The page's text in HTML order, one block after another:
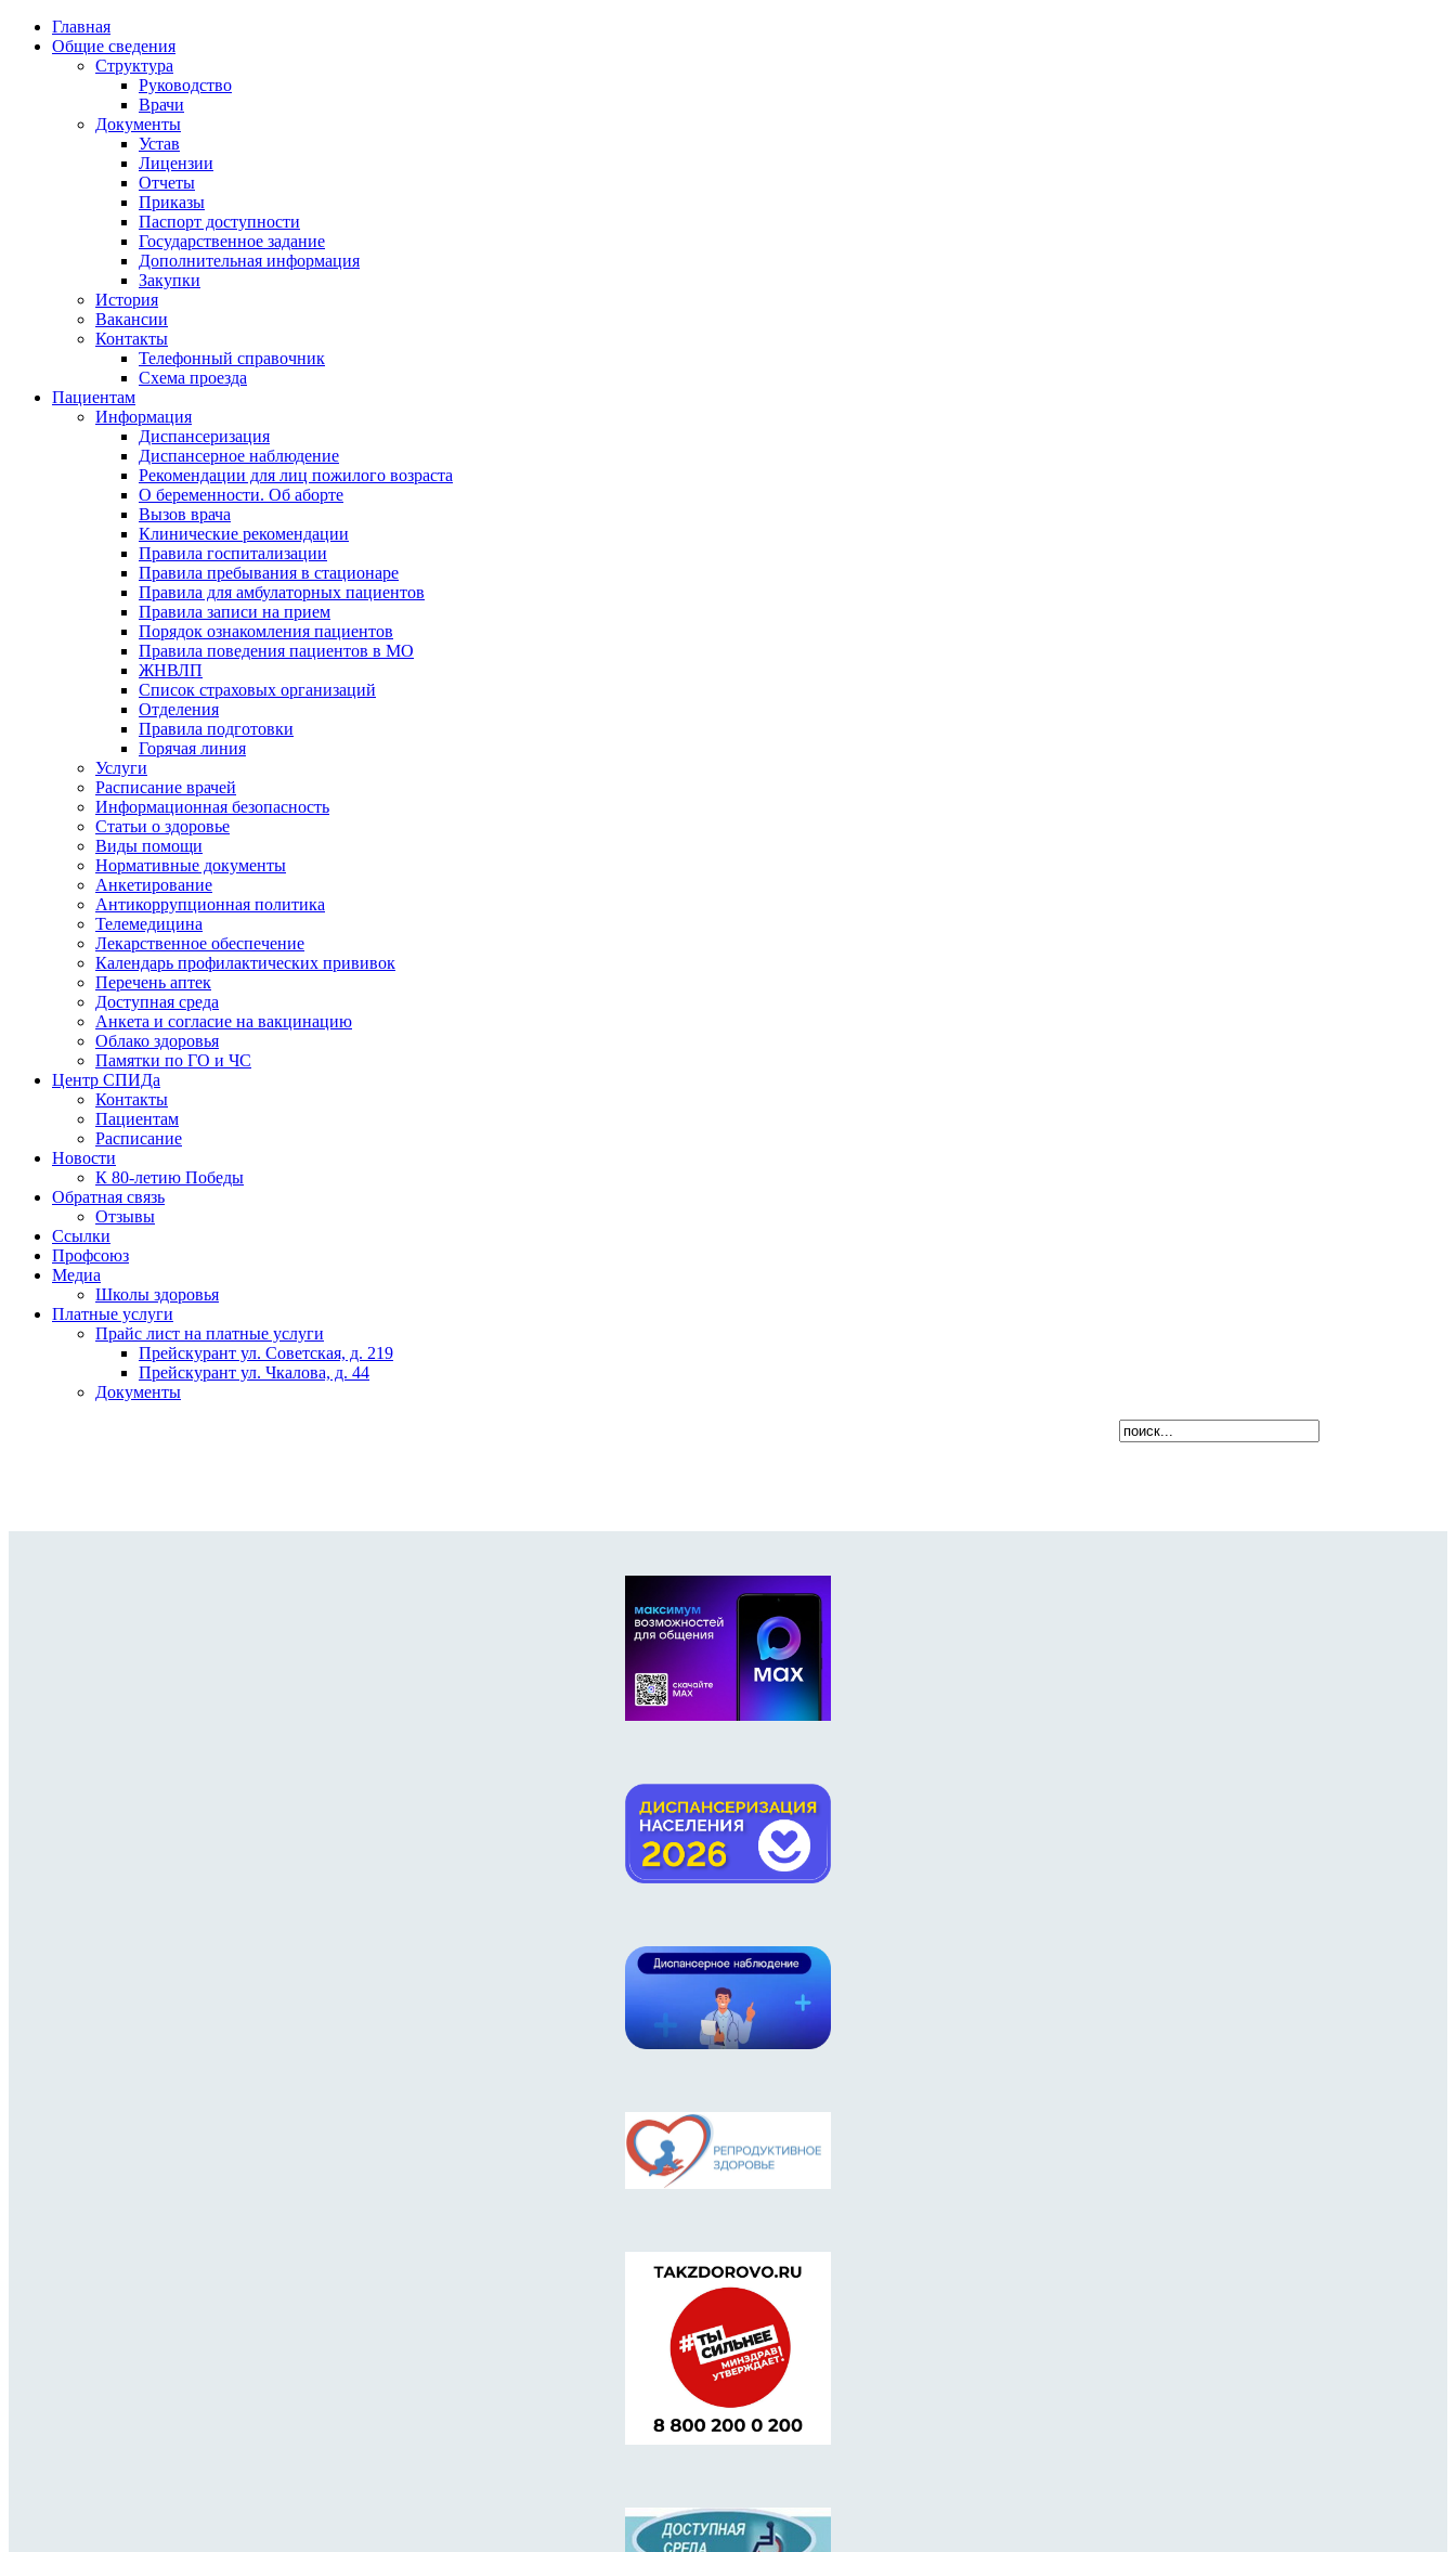
Главная
Общие сведения
Структура
Руководство
Врачи
Документы
Устав
Лицензии
Отчеты
Приказы
Паспорт доступности
Государственное задание
Дополнительная информация
Закупки
История
Вакансии
Контакты
Телефонный справочник
Схема проезда
Пациентам
Информация
Диспансеризация
Диспансерное наблюдение
Рекомендации для лиц пожилого возраста
О беременности. Об аборте
Вызов врача
Клинические рекомендации
Правила госпитализации
Правила пребывания в стационаре
Правила для амбулаторных пациентов
Правила записи на прием
Порядок ознакомления пациентов
Правила поведения пациентов в МО
ЖНВЛП
Список страховых организаций
Отделения
Правила подготовки
Горячая линия
Услуги
Расписание врачей
Информационная безопасность
Статьи о здоровье
Виды помощи
Нормативные документы
Анкетирование
Антикоррупционная политика
Телемедицина
Лекарственное обеспечение
Календарь профилактических прививок
Перечень аптек
Доступная среда
Анкета и согласие на вакцинацию
Облако здоровья
Памятки по ГО и ЧС
Центр СПИДа
Контакты
Пациентам
Расписание
Новости
К 80-летию Победы
Обратная связь
Отзывы
Ссылки
Профсоюз
Медиа
Школы здоровья
Платные услуги
Прайс лист на платные услуги
Прейскурант ул. Советская, д. 219
Прейскурант ул. Чкалова, д. 44
Документы